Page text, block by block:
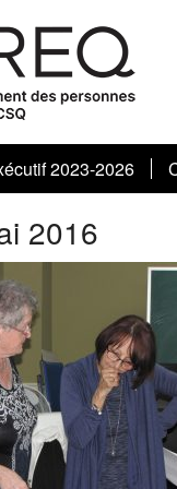
2023-2026
2016